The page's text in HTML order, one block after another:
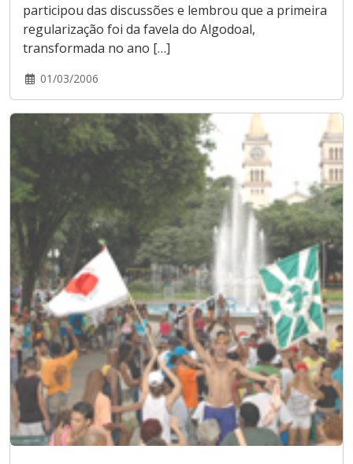
participou das discussões e lembrou que a primeira
regularização foi da favela do Algodoal,
transformada no ano […]
01/03/2006